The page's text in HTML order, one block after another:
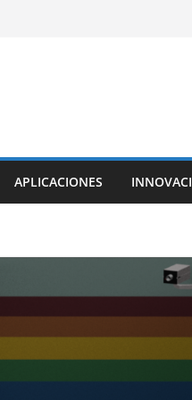
APLICACIONES